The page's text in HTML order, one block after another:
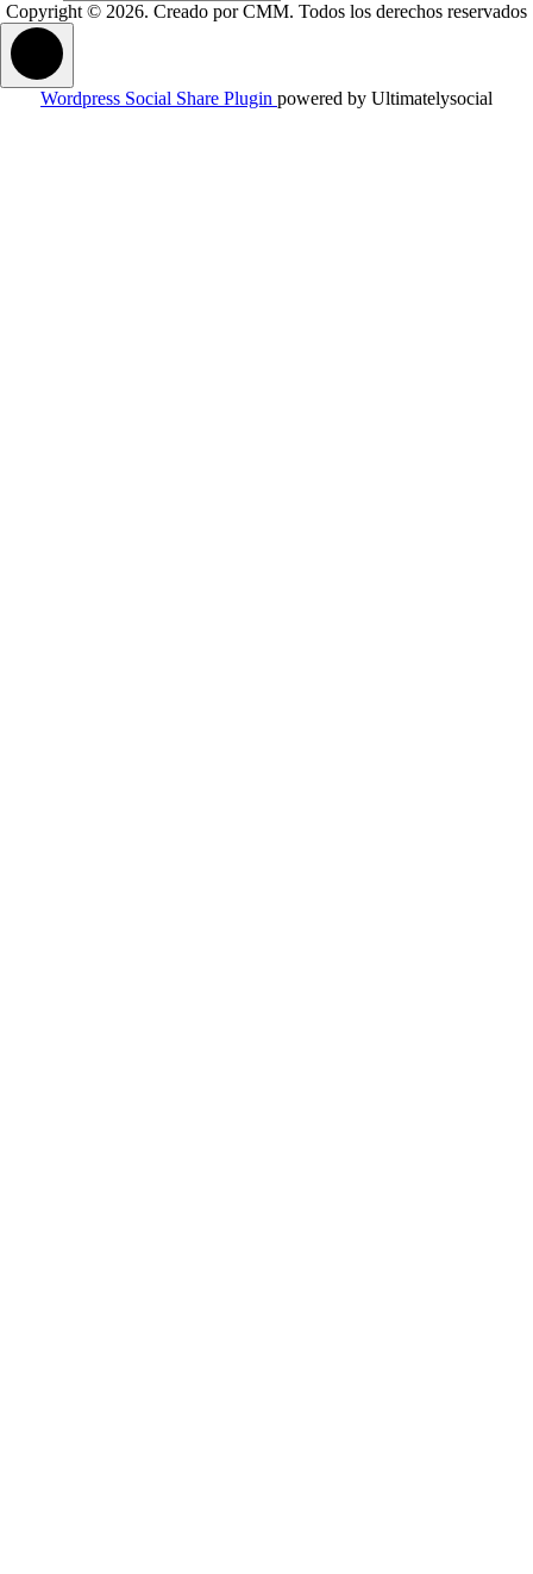
Copyright © 2026. Creado por CMM. Todos los derechos reservados
Wordpress Social Share Plugin powered by Ultimatelysocial